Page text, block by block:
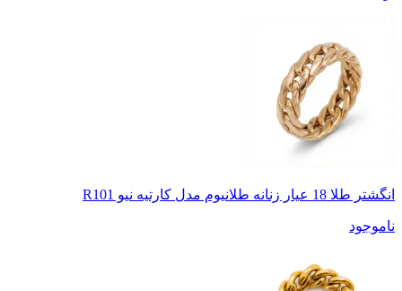
انگشتر طلا 18 عیار زنانه طلانیوم مدل کارتیه نیو R101
ناموجود